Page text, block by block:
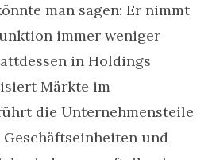
man sagen: Er nimmt
immer weniger
in Holdings
Märkte im
die Unternehmensteile
und